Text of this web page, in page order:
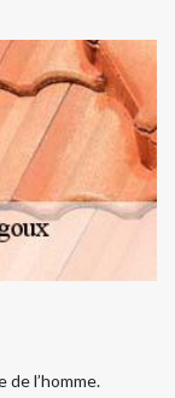
de l’homme.